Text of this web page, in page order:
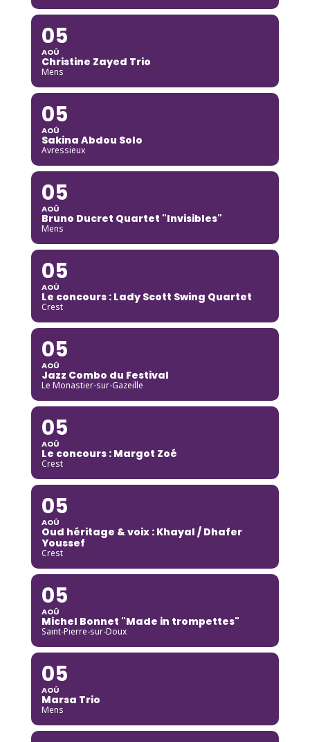
05
AOÛ
Christine Zayed Trio
Mens
05
AOÛ
Sakina Abdou Solo
Avressieux
05
AOÛ
Bruno Ducret Quartet "Invisibles"
Mens
05
AOÛ
Le concours : Lady Scott Swing Quartet
Crest
05
AOÛ
Jazz Combo du Festival
Le Monastier-sur-Gazeille
05
AOÛ
Le concours : Margot Zoé
Crest
05
AOÛ
Oud héritage & voix : Khayal / Dhafer
Youssef
Crest
05
AOÛ
Michel Bonnet "Made in trompettes"
Saint-Pierre-sur-Doux
05
AOÛ
Marsa Trio
Mens